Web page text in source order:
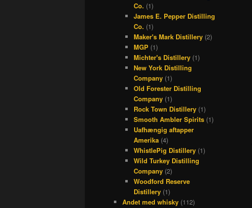
Co. (1)
James E. Pepper Distilling
Co. (1)
Maker's Mark Distillery(2)
MGP(1)
Michter's Distillery(1)
New York Distilling
Company(1)
Old Forester Distilling
Company(1)
Rock Town Distillery(1)
Smooth Ambler Spirits(1)
Uafhængig aftapper
Amerika(4)
WhistlePig Distillery(1)
Wild Turkey Distilling
Company(2)
Woodford Reserve
Distillery(1)
Andet med whisky (112)